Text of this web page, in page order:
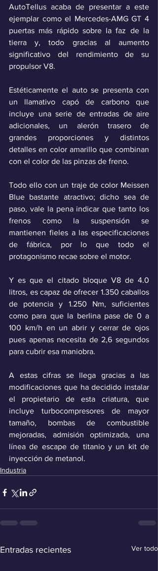
AutoTellus acaba de presentar a este
ejemplar como el Mercedes-AMG GT 4
puertas más rápido sobre la faz de la
tierra y, todo gracias al aumento
significativo
del rendimiento de su
propulsor V8.
Estéticamente el auto se presenta con
un llamativo capó de carbono que
incluye una serie de entradas de aire
adicionales, un alerón trasero de
grandes proporciones y distintos
detalles en color amarillo que combinan
con el color de las pinzas de freno.
Todo ello con un traje de color Meissen
Blue bastante atractivo; dicho sea de
paso, vale la pena indicar que tanto los
frenos como la suspensión se
mantienen fieles a las especificaciones
de fábrica, por lo que todo el
protagonismo recae sobre el motor.
Y es que el citado bloque V8 de 4.0
litros, es capaz de ofrecer 1.350 caballos
de potencia y 1.250 Nm, suficientes
como para que la berlina pase de 0 a
100 km/h en un abrir y cerrar de ojos
pues apenas necesita de 2,6 segundos
para cubrir esa maniobra.
A estas cifras se llega gracias a las
modificaciones que ha decidido instalar
el propietario de esta criatura, que
incluye turbocompresores de mayor
tamaño, bombas de combustible
mejoradas, admisión optimizada, una
línea de escape de titanio y un kit de
inyección de metanol.
Industria
Entradas recientes Ver todo